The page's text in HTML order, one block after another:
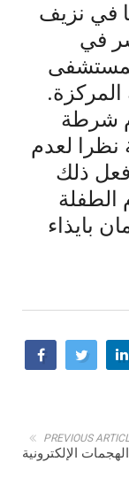
متسببا في نزيف
في
المركزة.
شرطة
نظرا لعدم
فعل ذلك
الطفلة
بايذاء
PREVIOUS